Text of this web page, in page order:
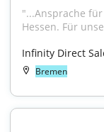
"...Ansprache
Hessen. Für
Infinity Direct
Bremen